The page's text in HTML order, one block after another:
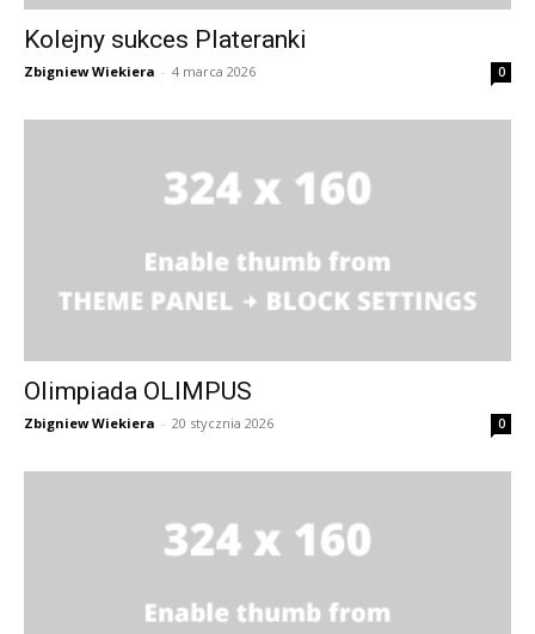
Kolejny sukces Plateranki
Zbigniew Wiekiera - 4 marca 2026 0
Olimpiada OLIMPUS
Zbigniew Wiekiera - 20 stycznia 2026 0